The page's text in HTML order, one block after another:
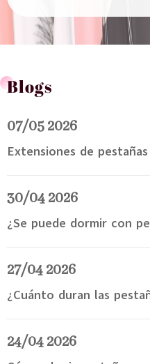
Blogs
07/05 2026
30/04 2026
27/04 2026
24/04 2026